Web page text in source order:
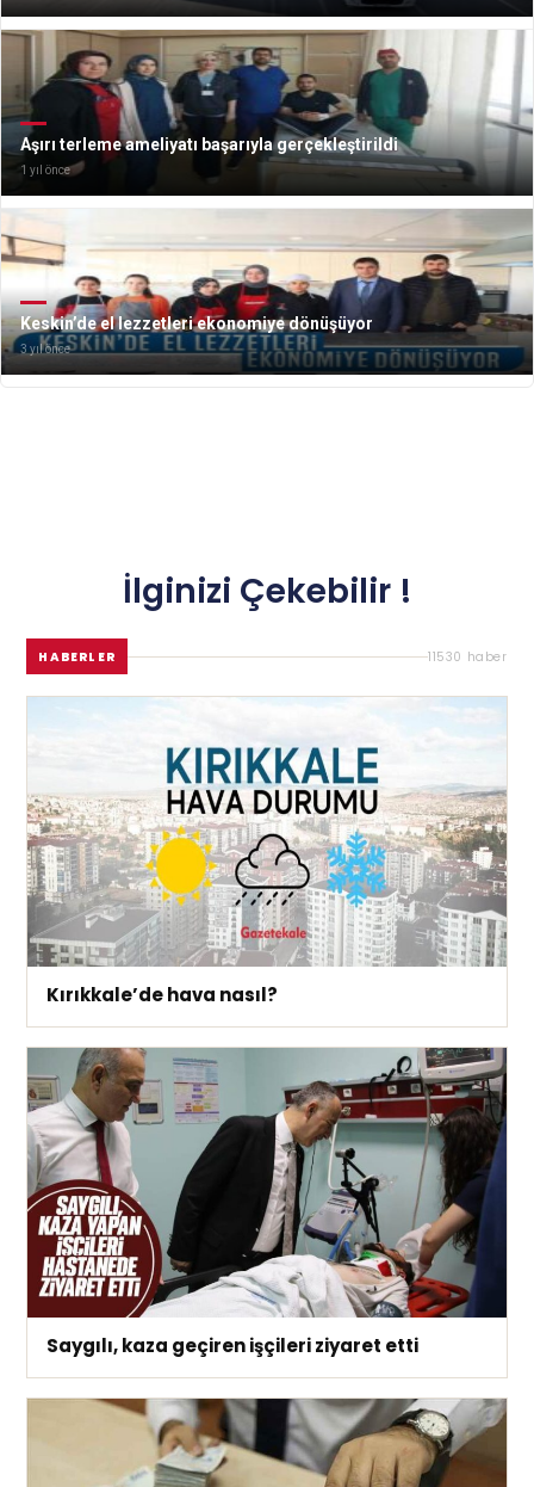
Aşırı terleme ameliyatı başarıyla gerçekleştirildi
1 yıl önce
Keskin’de el lezzetleri ekonomiye dönüşüyor
3 yıl önce
İlginizi Çekebilir !
HABERLER 11530 haber
Kırıkkale’de hava nasıl?
Saygılı, kaza geçiren işçileri ziyaret etti